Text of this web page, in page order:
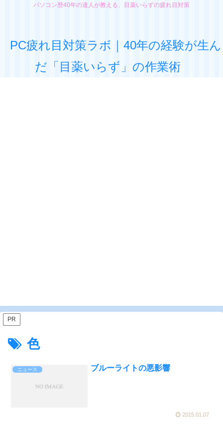
パソコン歴40年の達人が教える、目薬いらずの疲れ目対策
PC疲れ目対策ラボ｜40年の経験が生ん
だ「目薬いらず」の作業術
PR
色
ニュース ブルーライトの悪影響
2015.01.07